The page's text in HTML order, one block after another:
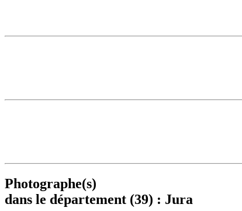
Photographe(s)
dans le département (39) : Jura